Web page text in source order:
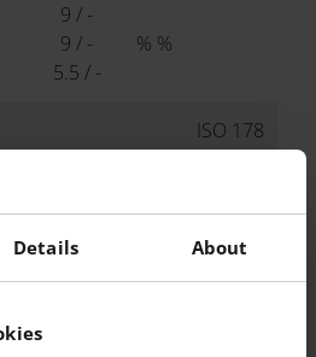
Details About
9 / -
9 / -
5.5 / -
% %
ISO 178
73 / -
ISO 178